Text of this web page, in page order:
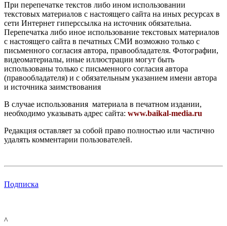
При перепечатке текстов либо ином использовании
текстовых материалов с настоящего сайта на иных ресурсах в
сети Интернет гиперссылка на источник обязательна.
Перепечатка либо иное использование текстовых материалов
с настоящего сайта в печатных СМИ возможно только с
письменного согласия автора, правообладателя. Фотографии,
видеоматериалы, иные иллюстрации могут быть
использованы только с письменного согласия автора
(правообладателя) и с обязательным указанием имени автора
и источника заимствования
В случае использования материала в печатном издании,
необходимо указывать адрес сайта: www.baikal-media.ru
Редакция оставляет за собой право полностью или частично
удалять комментарии пользователей.
Подписка
^